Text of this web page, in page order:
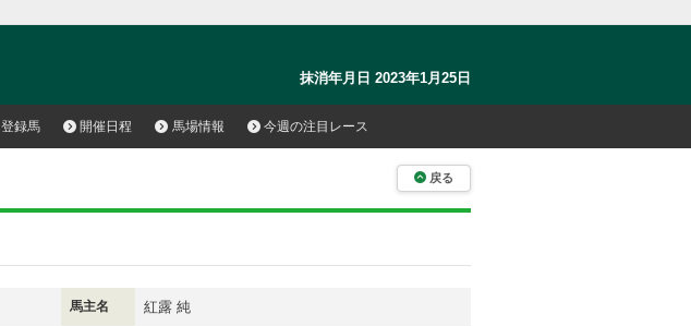
抹消年月日 2023年1月25日
録馬 開催日程 馬場情報 今週の注目レース
戻る
馬主名 紅露 純